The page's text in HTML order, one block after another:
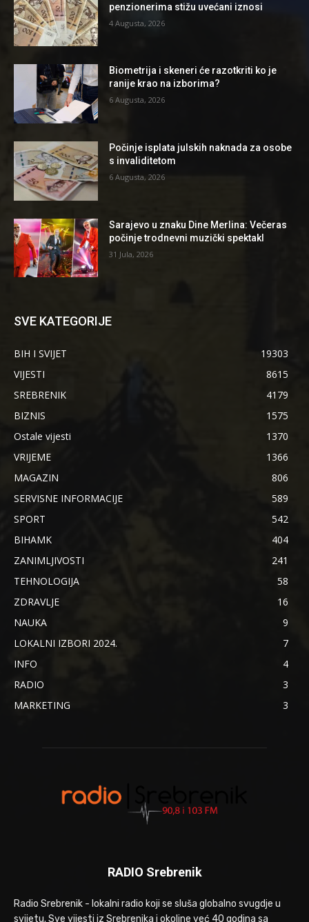
penzionerima stižu uvećani iznosi
4 Augusta, 2026
Biometrija i skeneri će razotkriti ko je
ranije krao na izborima?
6 Augusta, 2026
Počinje isplata julskih naknada za osobe
s invaliditetom
6 Augusta, 2026
Sarajevo u znaku Dine Merlina: Večeras
počinje trodnevni muzički spektakl
31 Jula, 2026
SVE KATEGORIJE
BIH I SVIJET
19303
VIJESTI
8615
SREBRENIK
4179
BIZNIS
1575
Ostale vijesti
1370
VRIJEME
1366
MAGAZIN
806
SERVISNE INFORMACIJE
589
SPORT
542
BIHAMK
404
ZANIMLJIVOSTI
241
TEHNOLOGIJA
58
ZDRAVLJE
16
NAUKA
9
LOKALNI IZBORI 2024.
7
INFO
4
RADIO
3
MARKETING
3
RADIO Srebrenik
Radio Srebrenik - lokalni radio koji se sluša globalno svugdje u
svijetu. Sve vijesti iz Srebrenika i okoline već 40 godina sa